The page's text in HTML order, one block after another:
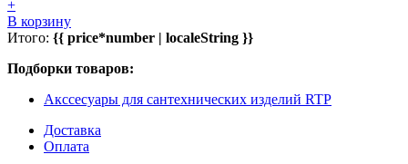
+
В корзину
Итого: {{ price*number | localeString }}
Подборки товаров:
Акссесуары для сантехнических изделий RTP
Доставка
Оплата